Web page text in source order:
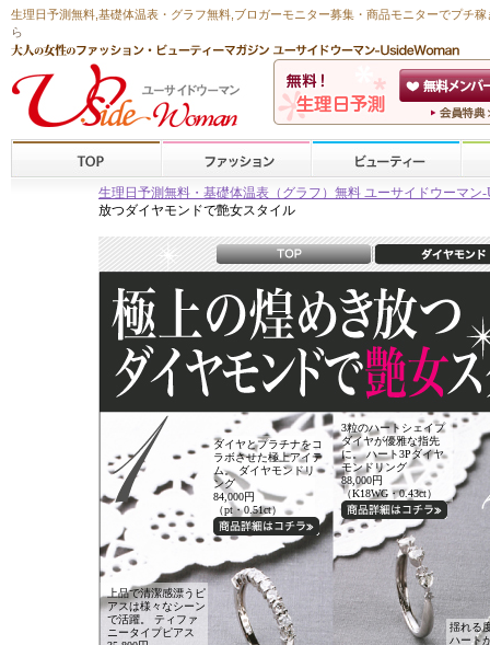
生理日予測無料 基礎体温表・グラフ無料 ,ブロガーモニター募集・商品モニターでプチ稼
ら
生理日予測無料・基礎体温表（グラフ）無料 ユーサイドウーマン-
放つダイヤモンドで艶女スタイル
ダイヤとプラチナをコ
ラボさせた極上アイテ
ム。 ダイヤモンドリ
ング
84,000円
（pt・0.51ct）
上品で清潔感漂うピ
アスは様々なシーン
で活躍。 ティファ
ニータイプピアス
3粒のハートシェイプ
ダイヤが優雅な指先
に。 ハート3Pダイヤ
モンドリング
88,000円
（K18WG・0.43ct）
揺れる
ハート